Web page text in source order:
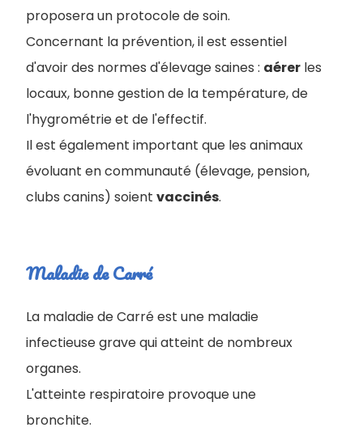
proposera un protocole de soin.
Concernant la prévention, il est essentiel
d'avoir des normes d'élevage saines : aérer les
locaux, bonne gestion de la température, de
l'hygrométrie et de l'effectif.
Il est également important que les animaux
évoluant en communauté (élevage, pension,
clubs canins) soient vaccinés.
Maladie de Carré
La maladie de Carré est une maladie
infectieuse grave qui atteint de nombreux
organes.
L'atteinte respiratoire provoque une
bronchite.